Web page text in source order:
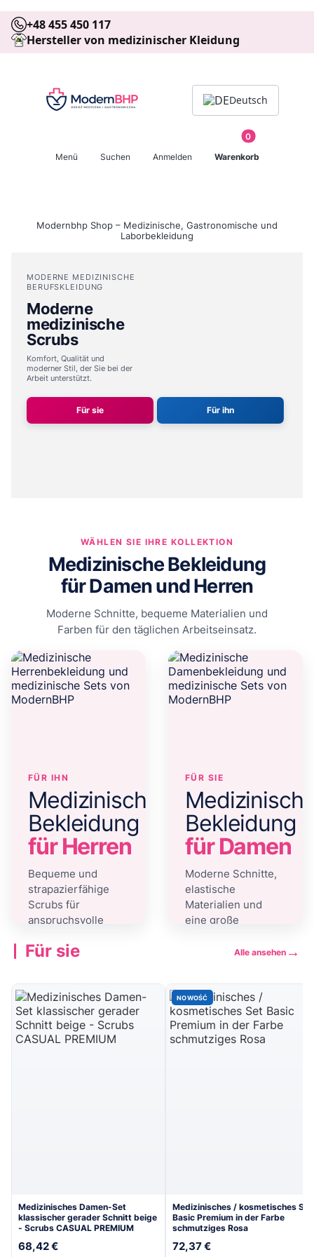
+48 455 450 117
Hersteller von medizinischer Kleidung
Deutsch
Menü Suchen Anmelden
Produkte im
Warenkorb
Modernbhp Shop – Medizinische, Gastronomische und
Laborbekleidung
MODERNE MEDIZINISCHE
BERUFSKLEIDUNG
Moderne
medizinische
Scrubs
Komfort, Qualität und
moderner Stil, der Sie bei der
Arbeit unterstützt.
Für sie Für ihn
WÄHLEN SIE IHRE KOLLEKTION
Medizinische Bekleidung
für Damen und Herren
Moderne Schnitte, bequeme Materialien und
Farben für den täglichen Arbeitseinsatz.
FÜR IHN
Medizinische
Bekleidung
für Herren
Bequeme und
strapazierfähige
Scrubs für
anspruchsvolle
FÜR SIE
Bekleidung
für Damen
Moderne Schnitte,
elastische
Materialien und
eine große
Für sie Alle ansehen →
Medizinisches Damen-Set
klassischer gerader Schnitt beige
- Scrubs CASUAL PREMIUM
68,42 €
NOWOŚĆ
Medizinisches / kosmetisches Set
Basic Premium in der Farbe
schmutziges Rosa
72,37 €